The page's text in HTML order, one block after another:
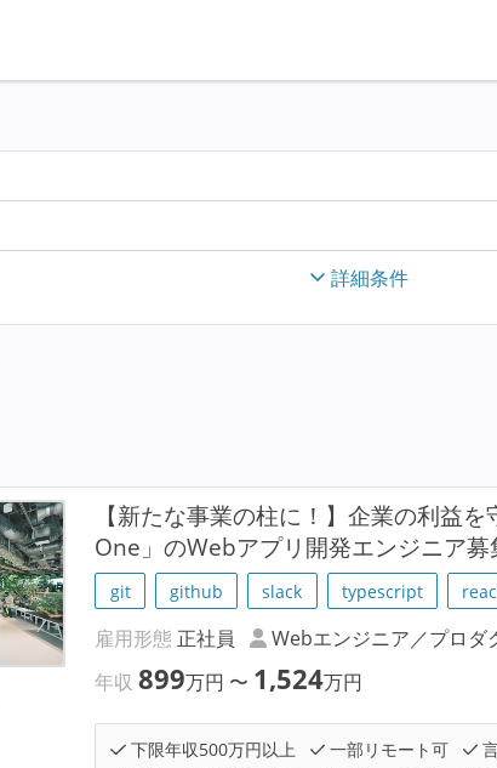
詳細条件
【新たな事業の柱に！】企業の利益
One」のWebアプリ開発エンジニア募
git github slack typescript
雇用形態 正社員 Webエンジニア／プロダ
年収899万円 〜 1,524万円
下限年収500万円以上 一部リモート可